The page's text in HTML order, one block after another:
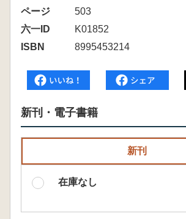
ページ
503
六一ID
K01852
ISBN
8995453214
新刊・電子書籍
新刊
在庫なし